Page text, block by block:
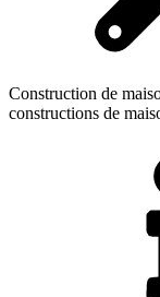
Construction de
constructions de